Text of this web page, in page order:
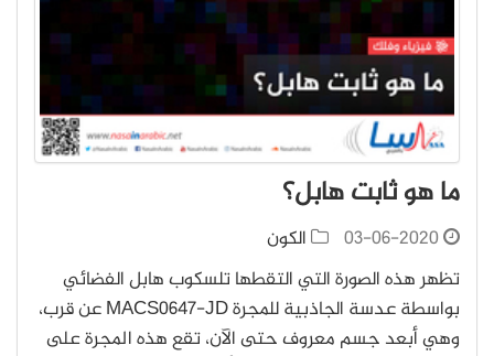
ما هو ثابت هابل؟
03-06-2020
الكون
تظهر هذه الصورة التي التقطها تلسكوب هابل الفضائي
بواسطة عدسة الجاذبية للمجرة MACS0647-JD عن قرب،
وهي أبعد جسم معروف حتى الآن، تقع هذه المجرة على